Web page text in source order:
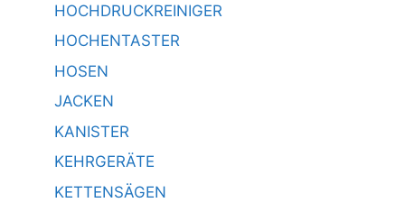
HOCHDRUCKREINIGER
HOCHENTASTER
HOSEN
JACKEN
KANISTER
KEHRGERÄTE
KETTENSÄGEN